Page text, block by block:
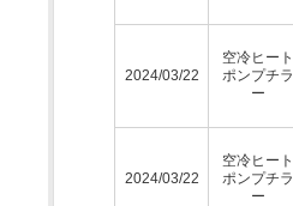
2024/03/22
空冷ヒート
ポンプチラ
ー
2024/03/22
空冷ヒート
ポンプチラ
ー